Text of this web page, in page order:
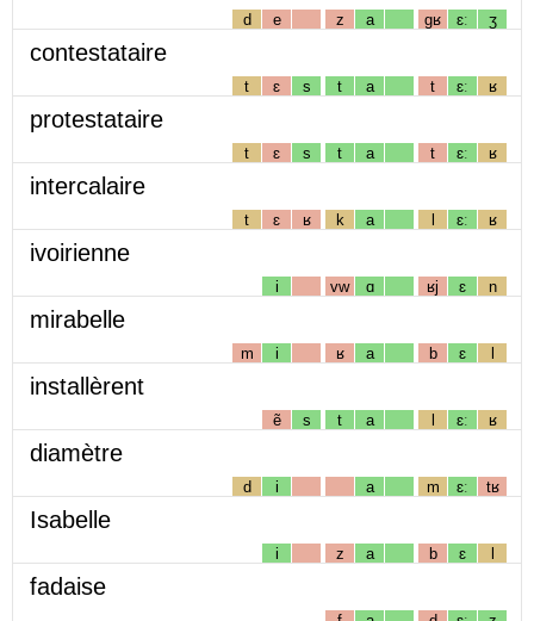
d e z a gʁ ɛː ʒ
contestataire
t ɛ s t a t ɛː ʁ
protestataire
t ɛ s t a t ɛː ʁ
intercalaire
t ɛ ʁ k a l ɛː ʁ
ivoirienne
i vw ɑ ʁj ɛ n
mirabelle
m i ʁ a b ɛ l
installèrent
ẽ s t a l ɛː ʁ
diamètre
d i a m ɛː tʁ
Isabelle
i z a b ɛ l
fadaise